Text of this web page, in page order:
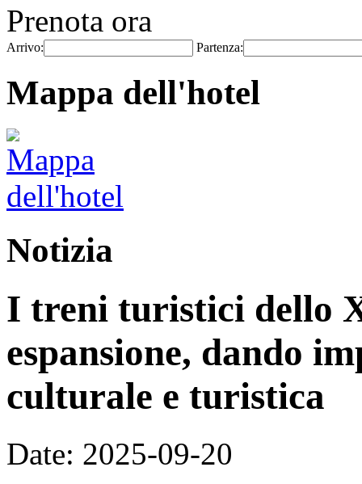
Prenota ora
Arrivo: Partenza:
Mappa dell'hotel
Notizia
I treni turistici dello
espansione, dando
culturale e turistica
Date: 2025-09-20